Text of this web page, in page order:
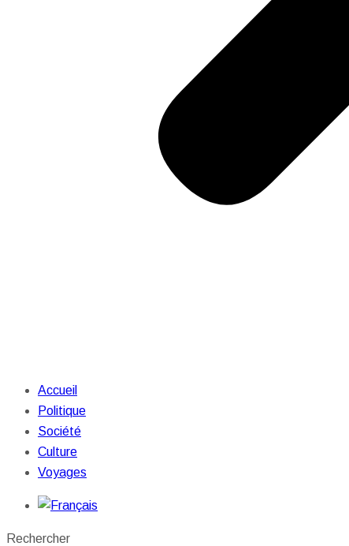
Accueil
Politique
Société
Culture
Voyages
Rechercher